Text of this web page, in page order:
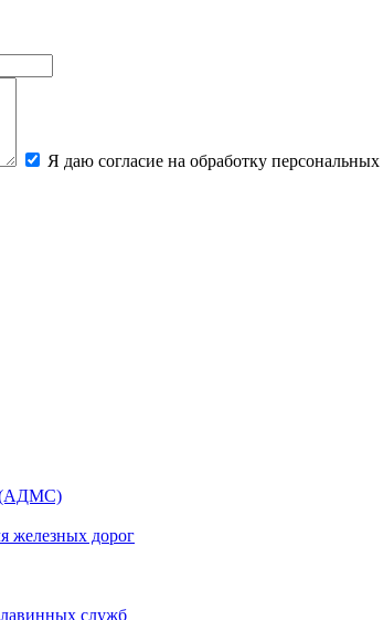
Я даю согласие на обработку
(АДМС)
железных дорог
служб